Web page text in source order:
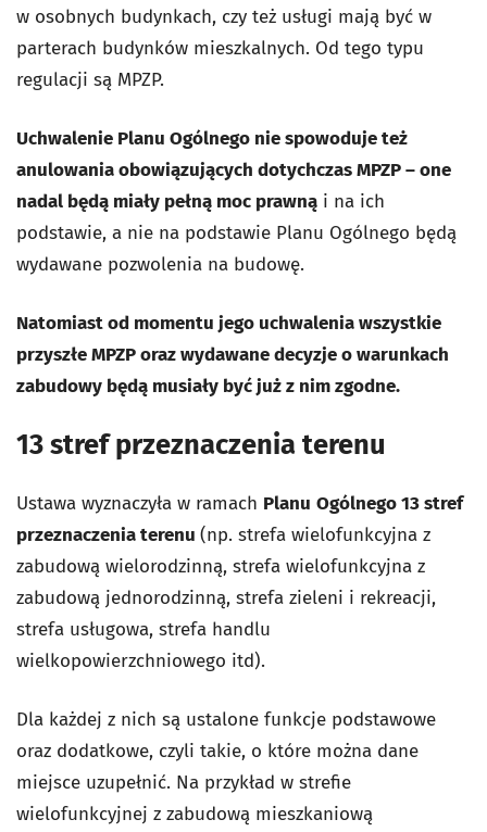
w osobnych budynkach, czy też usługi mają być w
parterach budynków mieszkalnych. Od tego typu
regulacji są MPZP.
Uchwalenie Planu Ogólnego nie spowoduje też
anulowania obowiązujących dotychczas MPZP – one
nadal będą miały pełną moc prawną i na ich
podstawie, a nie na podstawie Planu Ogólnego będą
wydawane pozwolenia na budowę.
Natomiast od momentu jego uchwalenia wszystkie
przyszłe MPZP oraz wydawane decyzje o warunkach
zabudowy będą musiały być już z nim zgodne.
13 stref przeznaczenia terenu
Ustawa wyznaczyła w ramach Planu Ogólnego 13 stref
przeznaczenia terenu (np. strefa wielofunkcyjna z
zabudową wielorodzinną, strefa wielofunkcyjna z
zabudową jednorodzinną, strefa zieleni i rekreacji,
strefa usługowa, strefa handlu
wielkopowierzchniowego itd).
Dla każdej z nich są ustalone funkcje podstawowe
oraz dodatkowe, czyli takie, o które można dane
miejsce uzupełnić. Na przykład w strefie
wielofunkcyjnej z zabudową mieszkaniową